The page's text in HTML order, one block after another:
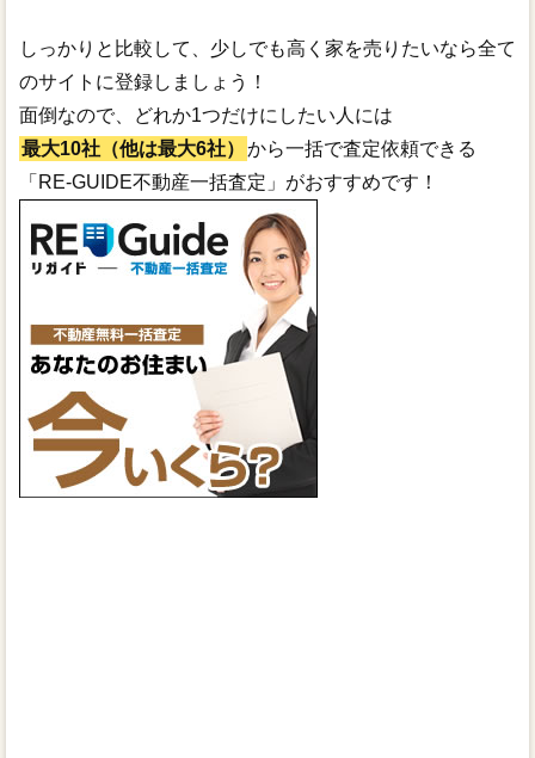
しっかりと比較して、少しでも高く家を売りたいなら全て
のサイトに登録しましょう！
面倒なので、どれか1つだけにしたい人には
最大10社（他は最大6社）
から一括で査定依頼できる
「RE-GUIDE不動産一括査定」がおすすめです！